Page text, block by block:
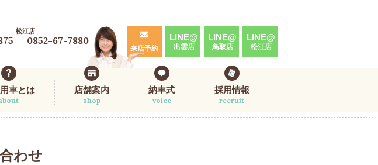
松江店
0852-67-7880
来店予約
LINE@
出雲店
LINE@
鳥取店
LINE@
松江店
車とは 店舗案内
shop
納車式
voice
採用情報
recruit
わせ